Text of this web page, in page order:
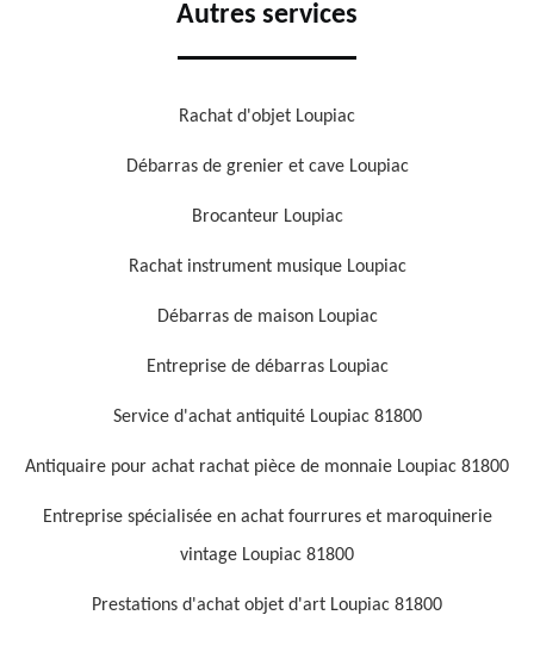
Autres services
Rachat d'objet Loupiac
Débarras de grenier et cave Loupiac
Brocanteur Loupiac
Rachat instrument musique Loupiac
Débarras de maison Loupiac
Entreprise de débarras Loupiac
Service d'achat antiquité Loupiac 81800
Antiquaire pour achat rachat pièce de monnaie Loupiac 81800
Entreprise spécialisée en achat fourrures et maroquinerie
vintage Loupiac 81800
Prestations d'achat objet d'art Loupiac 81800